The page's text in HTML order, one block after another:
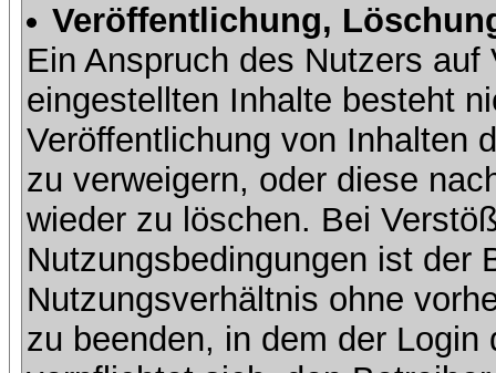
Veröffentlichung,
Ein Anspruch des Nutzers
eingestellten Inhalte besteht
Veröffentlichung von Inhalten
zu verweigern, oder diese
wieder zu löschen. Bei
Nutzungsbedingungen ist der
Nutzungsverhältnis ohne
zu beenden, in dem der